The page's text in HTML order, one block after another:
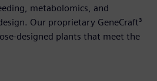
metabolomics, and
Our proprietary GeneCraft³
designed plants that meet the